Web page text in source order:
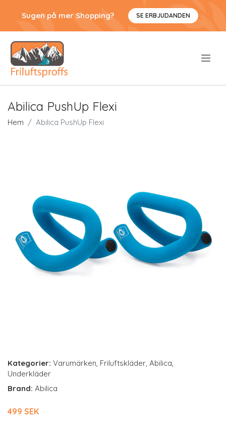
Sugen på mer Shopping? SE ERBJUDANDEN
Abilica PushUp Flexi
Hem Abilica PushUp Flexi
Kategorier: Varumärken, Friluftskläder, Abilica,
Underkläder
Brand: Abilica
499 SEK